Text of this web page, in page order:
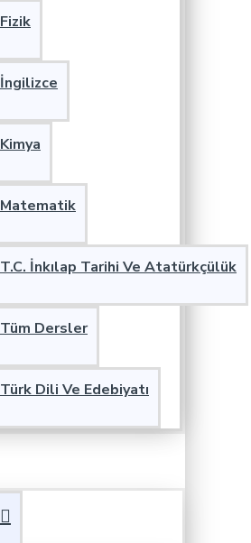
Fizik
İngilizce
Kimya
Matematik
T.C. İnkılap Tarihi Ve Atatürkçülük
Tüm Dersler
Türk Dili Ve Edebiyatı